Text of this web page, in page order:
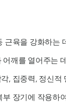
근육을 강화하는
어깨를 열어주는
, 집중력, 정신적
부 장기에 작용하